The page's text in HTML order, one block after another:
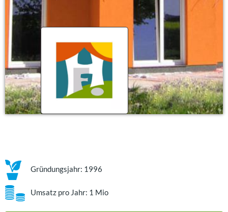
Gründungsjahr: 1996
Umsatz pro Jahr: 1 Mio